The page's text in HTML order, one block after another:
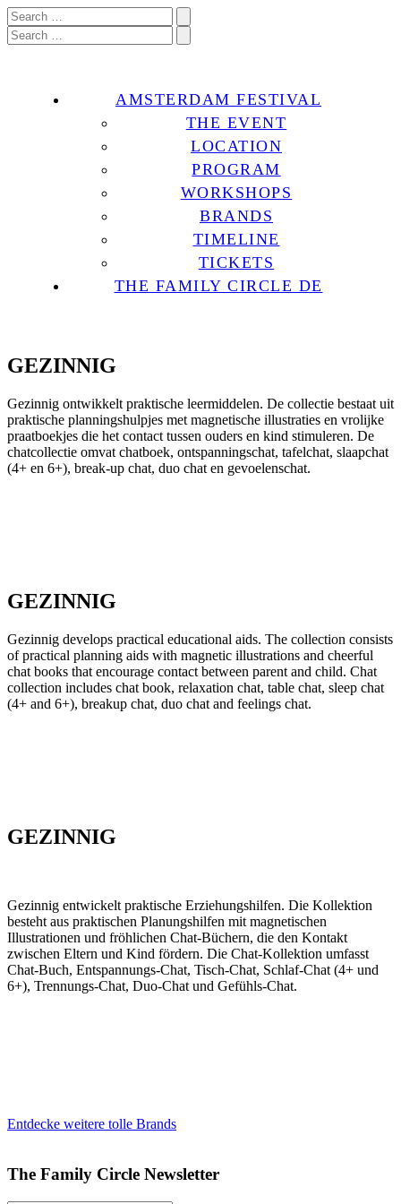
AMSTERDAM FESTIVAL
THE EVENT
LOCATION
PROGRAM
WORKSHOPS
BRANDS
TIMELINE
TICKETS
THE FAMILY CIRCLE DE
GEZINNIG
Gezinnig ontwikkelt praktische leermiddelen. De collectie bestaat uit
praktische planningshulpjes met magnetische illustraties en vrolijke
praatboekjes die het contact tussen ouders en kind stimuleren. De
chatcollectie omvat chatboek, ontspanningschat, tafelchat, slaapchat
(4+ en 6+), break-up chat, duo chat en gevoelenschat.
GEZINNIG
Gezinnig develops practical educational aids. The collection consists
of practical planning aids with magnetic illustrations and cheerful
chat books that encourage contact between parent and child. Chat
collection includes chat book, relaxation chat, table chat, sleep chat
(4+ and 6+), breakup chat, duo chat and feelings chat.
GEZINNIG
Gezinnig entwickelt praktische Erziehungshilfen. Die Kollektion
besteht aus praktischen Planungshilfen mit magnetischen
Illustrationen und fröhlichen Chat-Büchern, die den Kontakt
zwischen Eltern und Kind fördern. Die Chat-Kollektion umfasst
Chat-Buch, Entspannungs-Chat, Tisch-Chat, Schlaf-Chat (4+ und
6+), Trennungs-Chat, Duo-Chat und Gefühls-Chat.
Entdecke weitere tolle Brands
The Family Circle Newsletter